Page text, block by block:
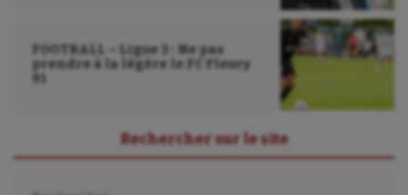
UNSS
Water-polo
FOOTBALL – Ligue 3 : Ne pas
prendre à la légère le FC Fleury
91
Rechercher sur le site